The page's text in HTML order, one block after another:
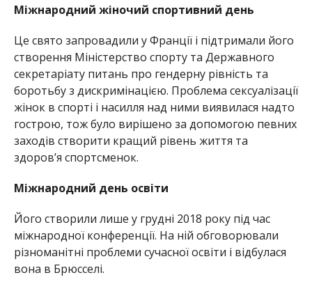
Міжнародний жіночий спортивний день
Це свято запровадили у Франції і підтримали його
створення Міністерство спорту та Державного
секретаріату питань про гендерну рівність та
боротьбу з дискримінацією. Проблема сексуалізації
жінок в спорті і насилля над ними виявилася надто
гострою, тож було вирішено за допомогою певних
заходів створити кращий рівень життя та
здоров’я спортсменок.
Міжнародний день освіти
Його створили лише у грудні 2018 року під час
міжнародної конференції. На ній обговорювали
різноманітні проблеми сучасної освіти і відбулася
вона в Брюсселі.